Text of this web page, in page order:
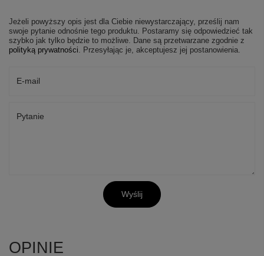
Jeżeli powyższy opis jest dla Ciebie niewystarczający, prześlij nam
swoje pytanie odnośnie tego produktu. Postaramy się odpowiedzieć tak
szybko jak tylko będzie to możliwe. Dane są przetwarzane zgodnie z
polityką prywatności . Przesyłając je, akceptujesz jej postanowienia.
E-mail
Pytanie
Wyślij
OPINIE